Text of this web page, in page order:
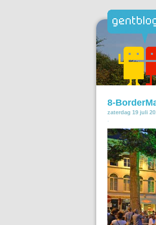
8-
zaterdag 19 juli